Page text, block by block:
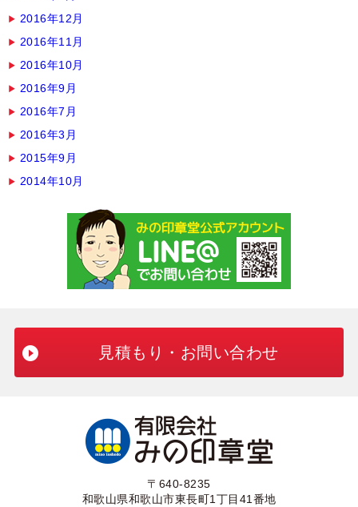
2016年12月
2016年11月
2016年10月
2016年9月
2016年7月
2016年3月
2015年9月
2014年10月
見積もり・お問い合わせ
〒640-8235
和歌山県和歌山市東長町1丁目41番地